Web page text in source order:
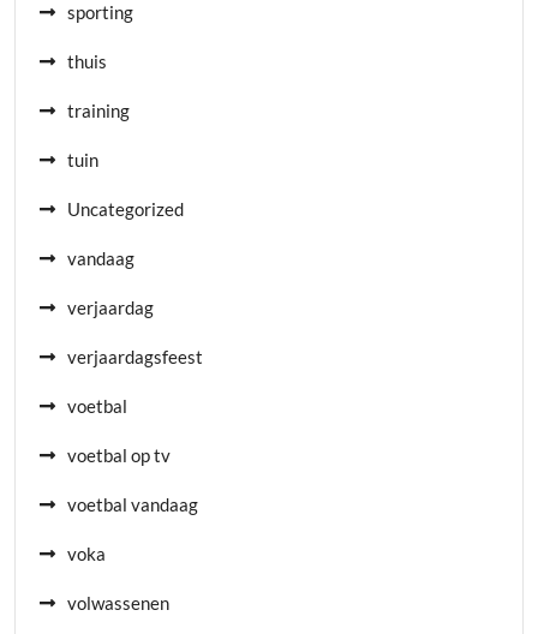
sporting
thuis
training
tuin
Uncategorized
vandaag
verjaardag
verjaardagsfeest
voetbal
voetbal op tv
voetbal vandaag
voka
volwassenen